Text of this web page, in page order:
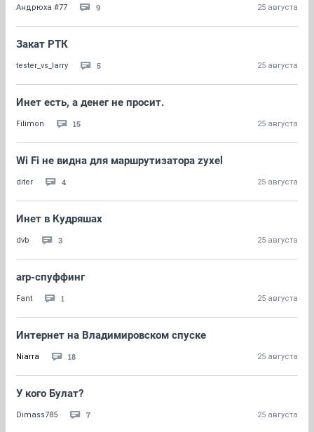
Андрюха #77 9 25 августа
Закат РТК
tester_vs_larry 5 25 августа
Инет есть, а денег не просит.
Filimon 15 25 августа
Wi Fi не видна для маршрутизатора zyxel
diter 4 25 августа
Инет в Кудряшах
dvb 3 25 августа
arp-спуффинг
Fant 1 25 августа
Интернет на Владимировском спуске
Niarra 18 25 августа
У кого Булат?
Dimass785 7 25 августа